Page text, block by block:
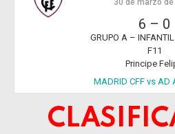
30 de marzo de
6 – 0
GRUPO A –
F11
Principe
MADRID CFF vs AD